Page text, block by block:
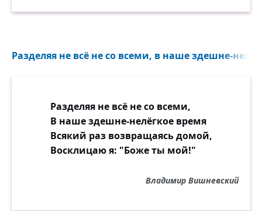
Разделяя не всё не со всеми, в наше здешне-
Разделяя не всё не со всеми,
В наше здешне-нелёгкое время
Всякий раз возвращаясь домой,
Восклицаю я: "Боже ты мой!"
Владимир Вишневский